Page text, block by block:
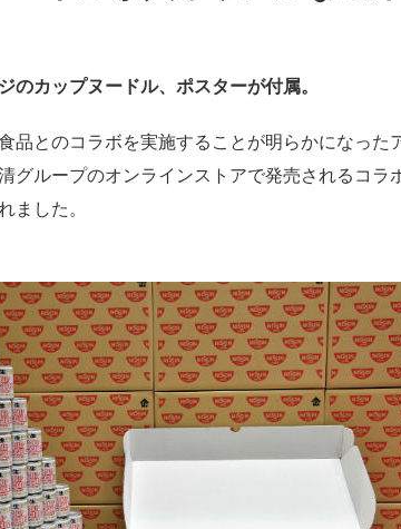
なるネットの話題
のカップヌードル、ポスターが付属。
品とのコラボを実施することが明らかになった
グループのオンラインストアで発売されるコラ
ました。